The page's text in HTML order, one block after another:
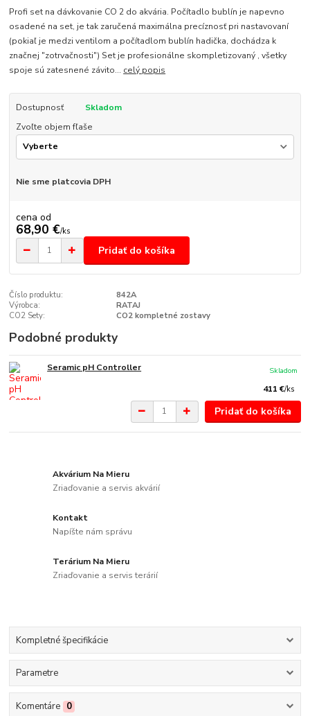
Profi set na dávkovanie CO 2 do akvária. Počítadlo bublín je napevno
osadené na set, je tak zaručená maximálna precíznosť pri nastavovaní
(pokiaľ je medzi ventilom a počítadlom bublín hadička, dochádza k
značnej "zotrvačnosti") Set je profesionálne skompletizovaný , všetky
spoje sú zatesnené závito... celý popis
Dostupnosť
Skladom
Zvoľte objem fľaše
Nie sme platcovia DPH
cena od
68,90 €/ks
Pridať do košíka
Číslo produktu:
842A
Výrobca:
RATAJ
CO2 Sety:
CO2 kompletné zostavy
Podobné produkty
Seramic pH Controller
411 €/ks
Skladom
Pridať do košíka
Akvárium Na Mieru
Zriaďovanie a servis akvárií
Kontakt
Napíšte nám správu
Terárium Na Mieru
Zriaďovanie a servis terárií
Kompletné špecifikácie
Parametre
Komentáre 0